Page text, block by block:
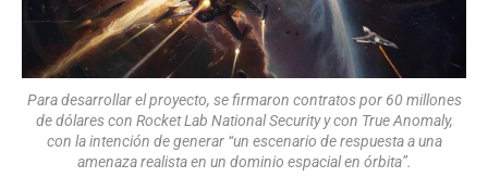
Para desarrollar el proyecto, se firmaron contratos por 60 millones
de dólares con Rocket Lab National Security y con True Anomaly,
con la intención de generar “un escenario de respuesta a una
amenaza realista en un dominio espacial en órbita”.